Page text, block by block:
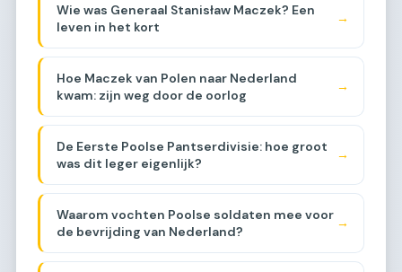
Wie was Generaal Stanisław Maczek? Een
leven in het kort
→
Hoe Maczek van Polen naar Nederland
kwam: zijn weg door de oorlog
→
De Eerste Poolse Pantserdivisie: hoe groot
was dit leger eigenlijk?
→
Waarom vochten Poolse soldaten mee voor
de bevrijding van Nederland?
→